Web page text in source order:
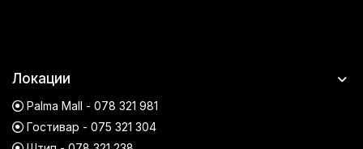
Локации
Palma Mall - 078 321 981
Гостивар - 075 321 304